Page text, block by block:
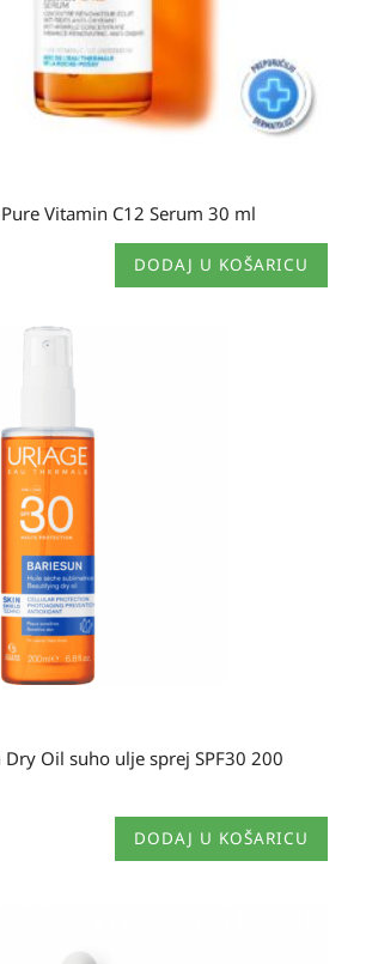
Vitamin C12 Serum 30 ml
DODAJ U KOŠARICU
Oil suho ulje sprej SPF30 200
DODAJ U KOŠARICU